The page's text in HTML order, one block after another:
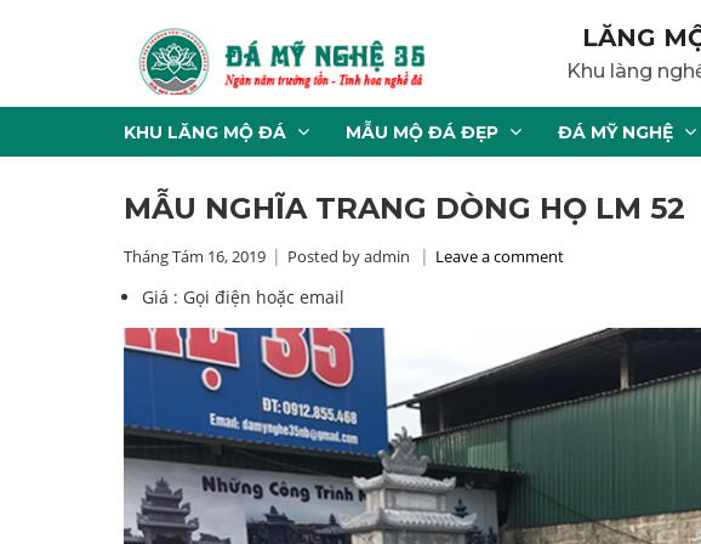
LĂNG
Khu làng
KHU LĂNG MỘ ĐÁ MẪU MỘ ĐÁ ĐẸP ĐÁ MỸ NGHỆ
MẪU NGHĨA TRANG DÒNG HỌ LM 52
Tháng Tám 16, 2019 Posted by admin Leave a comment
Giá : Gọi điện hoặc email